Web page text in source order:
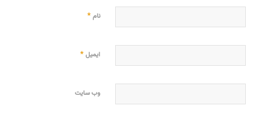
نام*
ایمیل*
وب‌ سایت